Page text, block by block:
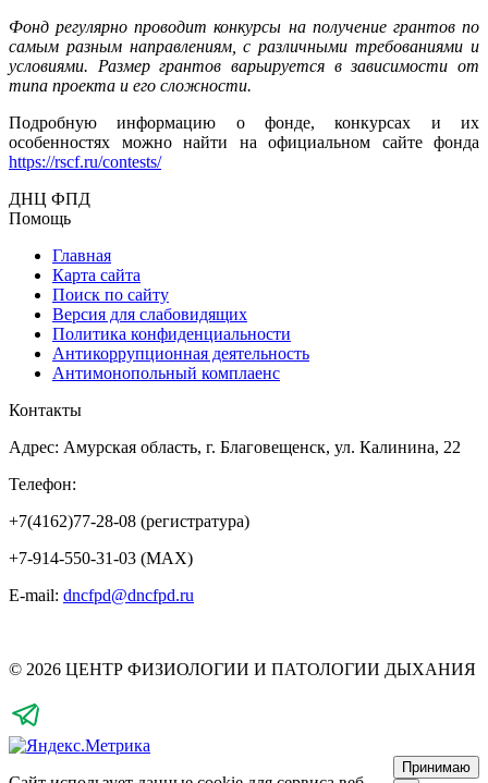
Фонд регулярно проводит конкурсы на получение грантов по
самым разным направлениям, с различными требованиями и
условиями. Размер грантов варьируется в зависимости от
типа проекта и его сложности.
Подробную информацию о фонде, конкурсах и их
особенностях можно найти на официальном сайте фонда
https://rscf.ru/contests/
ДНЦ ФПД
Помощь
Главная
Карта сайта
Поиск по сайту
Версия для слабовидящих
Политика конфиденциальности
Антикоррупционная деятельность
Антимонопольный комплаенс
Контакты
Адрес: Амурская область, г. Благовещенск, ул. Калинина, 22
Телефон:
+7(4162)77-28-08 (регистратура)
+7-914-550-31-03 (MAX)
E-mail: dncfpd@dncfpd.ru
© 2026 ЦЕНТР ФИЗИОЛОГИИ И ПАТОЛОГИИ ДЫХАНИЯ
Принимаю